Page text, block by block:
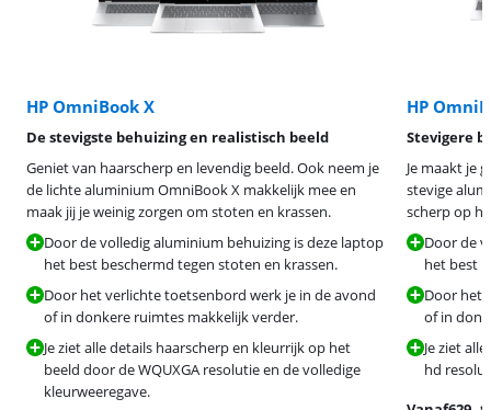
HP OmniBook X
De stevigste behuizing en realistisch beeld
Geniet van haarscherp en levendig beeld. Ook neem je
de lichte aluminium OmniBook X makkelijk mee en
maak jij je weinig zorgen om stoten en krassen.
Door de volledig aluminium behuizing is deze laptop
het best beschermd tegen stoten en krassen.
Door het verlichte toetsenbord werk je in de avond
of in donkere ruimtes makkelijk verder.
Je ziet alle details haarscherp en kleurrijk op het
beeld door de WQUXGA resolutie en de volledige
kleurweeregave.
HP
Stevigere
Je maakt je
stevige
scherp op
Door de
het best
Door het
of in
Je ziet
hd